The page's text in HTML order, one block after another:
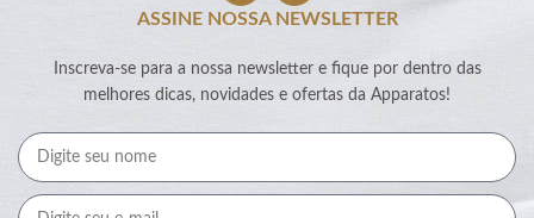
ASSINE NOSSA NEWSLETTER
Inscreva-se para a nossa newsletter e fique por dentro das
melhores dicas, novidades e ofertas da Apparatos!